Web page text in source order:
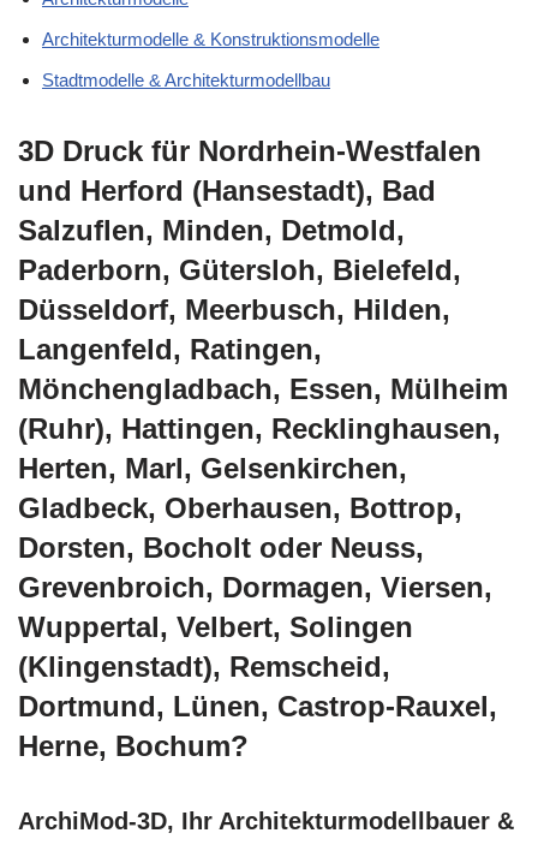
Architekturmodelle & Konstruktionsmodelle
Stadtmodelle & Architekturmodellbau
3D Druck für Nordrhein-Westfalen
und Herford (Hansestadt), Bad
Salzuflen, Minden, Detmold,
Paderborn, Gütersloh, Bielefeld,
Düsseldorf, Meerbusch, Hilden,
Langenfeld, Ratingen,
Mönchengladbach, Essen, Mülheim
(Ruhr), Hattingen, Recklinghausen,
Herten, Marl, Gelsenkirchen,
Gladbeck, Oberhausen, Bottrop,
Dorsten, Bocholt oder Neuss,
Grevenbroich, Dormagen, Viersen,
Wuppertal, Velbert, Solingen
(Klingenstadt), Remscheid,
Dortmund, Lünen, Castrop-Rauxel,
Herne, Bochum?
ArchiMod-3D, Ihr Architekturmodellbauer &